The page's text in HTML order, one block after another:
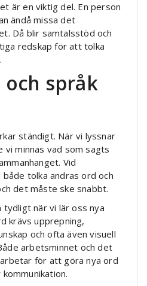
är en viktig del. En person
ändå missa det
Då blir samtalsstöd och
redskap för att tolka
språk
ständigt. När vi lyssnar
minnas vad som sagts
Vid
tolka andras ord och
det måste ske snabbt.
när vi lär oss nya
krävs upprepning,
och ofta även visuell
arbetsminnet och det
för att göra nya ord